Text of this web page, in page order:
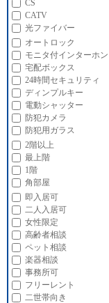
CS
CATV
光ファイバー
オートロック
モニタ付インターホン
宅配ボックス
24時間セキュリティ
ディンプルキー
電動シャッター
防犯カメラ
防犯用ガラス
2階以上
最上階
1階
角部屋
即入居可
二人入居可
女性限定
高齢者相談
ペット相談
楽器相談
事務所可
フリーレント
二世帯向き